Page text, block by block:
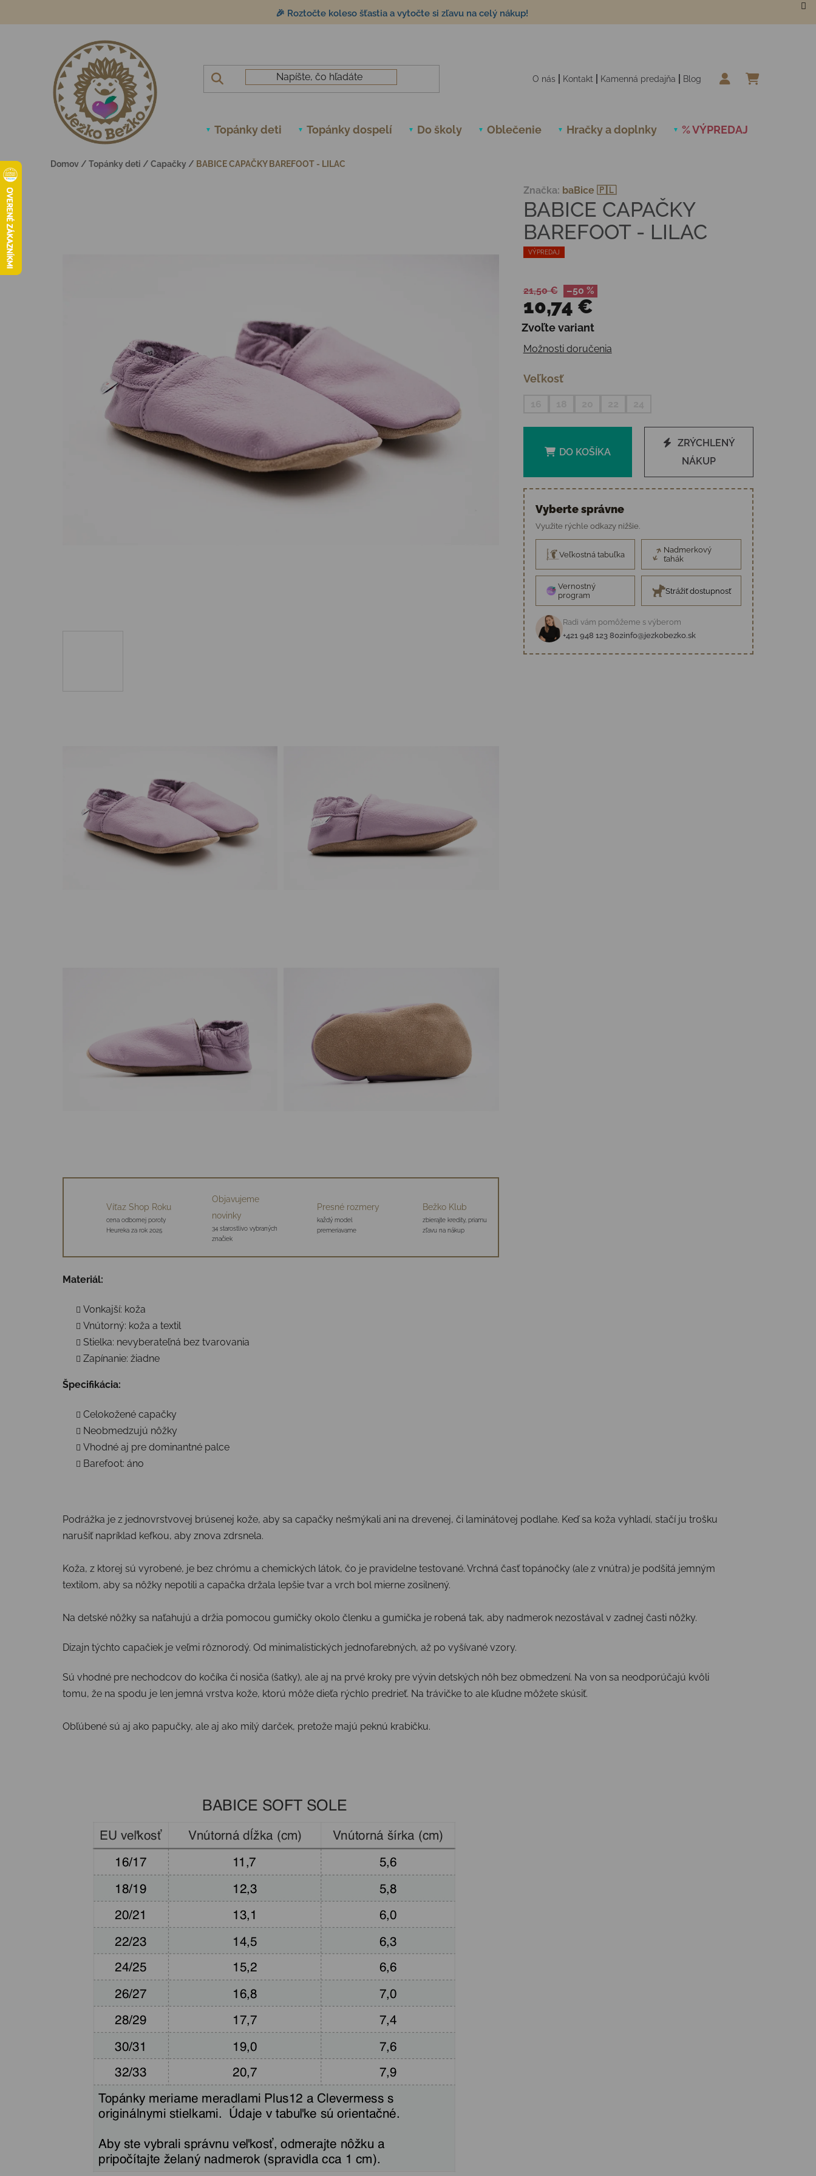
🎉 Roztočte koleso šťastia a vytočte si zľavu na celý nákup!
O nás Kontakt Kamenná predajňa Blog
Topánky deti Topánky dospelí Do školy Oblečenie Hračky a doplnky % VÝPREDAJ
Domov / Topánky deti / Capačky / BABICE CAPAČKY BAREFOOT - LILAC
VÝPREDAJ
BABICE CAPAČKY
BAREFOOT - LILAC
Značka: baBice 🇵🇱
21,50 € –50 %
10,74 €
Jednotková cena:
Zvoľte variant
Možnosti doručenia
Veľkosť
DO KOŠÍKA
ZRÝCHLENÝ
NÁKUP
Vyberte správne
Využite rýchle odkazy nižšie.
Veľkostná tabuľka
Nadmerkový
ťahák
Vernostný
program
Strážiť dostupnosť
Radi vám pomôžeme s výberom
+421 948 123 802info@jezkobezko.sk
Víťaz Shop Roku
cena odbornej poroty
Heureka za rok 2025
Objavujeme
novinky
34 starostlivo vybraných
značiek
Presné rozmery
každý model
premeriavame
Bežko Klub
zbierajte kredity, priamu
zľavu na nákup
Materiál:
Vonkajší: koža
Vnútorný: koža a textil
Stielka: nevyberateľná bez tvarovania
Zapínanie: žiadne
Špecifikácia:
Celokožené capačky
Neobmedzujú nôžky
Vhodné aj pre dominantné palce
Barefoot: áno
Podrážka je z jednovrstvovej brúsenej kože, aby sa capačky nešmýkali ani na drevenej, či laminátovej podlahe. Keď sa koža vyhladí, stačí ju trošku
narušiť napríklad kefkou, aby znova zdrsnela.
Koža, z ktorej sú vyrobené, je bez chrómu a chemických látok, čo je pravidelne testované. Vrchná časť topánočky (ale z vnútra) je podšitá jemným
textilom, aby sa nôžky nepotili a capačka držala lepšie tvar a vrch bol mierne zosilnený.
Na detské nôžky sa naťahujú a držia pomocou gumičky okolo členku a gumička je robená tak, aby nadmerok nezostával v zadnej časti nôžky.
Dizajn týchto capačiek je veľmi rôznorodý. Od minimalistických jednofarebných, až po vyšívané vzory.
Sú vhodné pre nechodcov do kočíka či nosiča (šatky), ale aj na prvé kroky pre vývin detských nôh bez obmedzení. Na von sa neodporúčajú kvôli
tomu, že na spodu je len jemná vrstva kože, ktorú môže dieťa rýchlo predrieť. Na trávičke to ale kľudne môžete skúsiť.
Obľúbené sú aj ako papučky, ale aj ako milý darček, pretože majú peknú krabičku.